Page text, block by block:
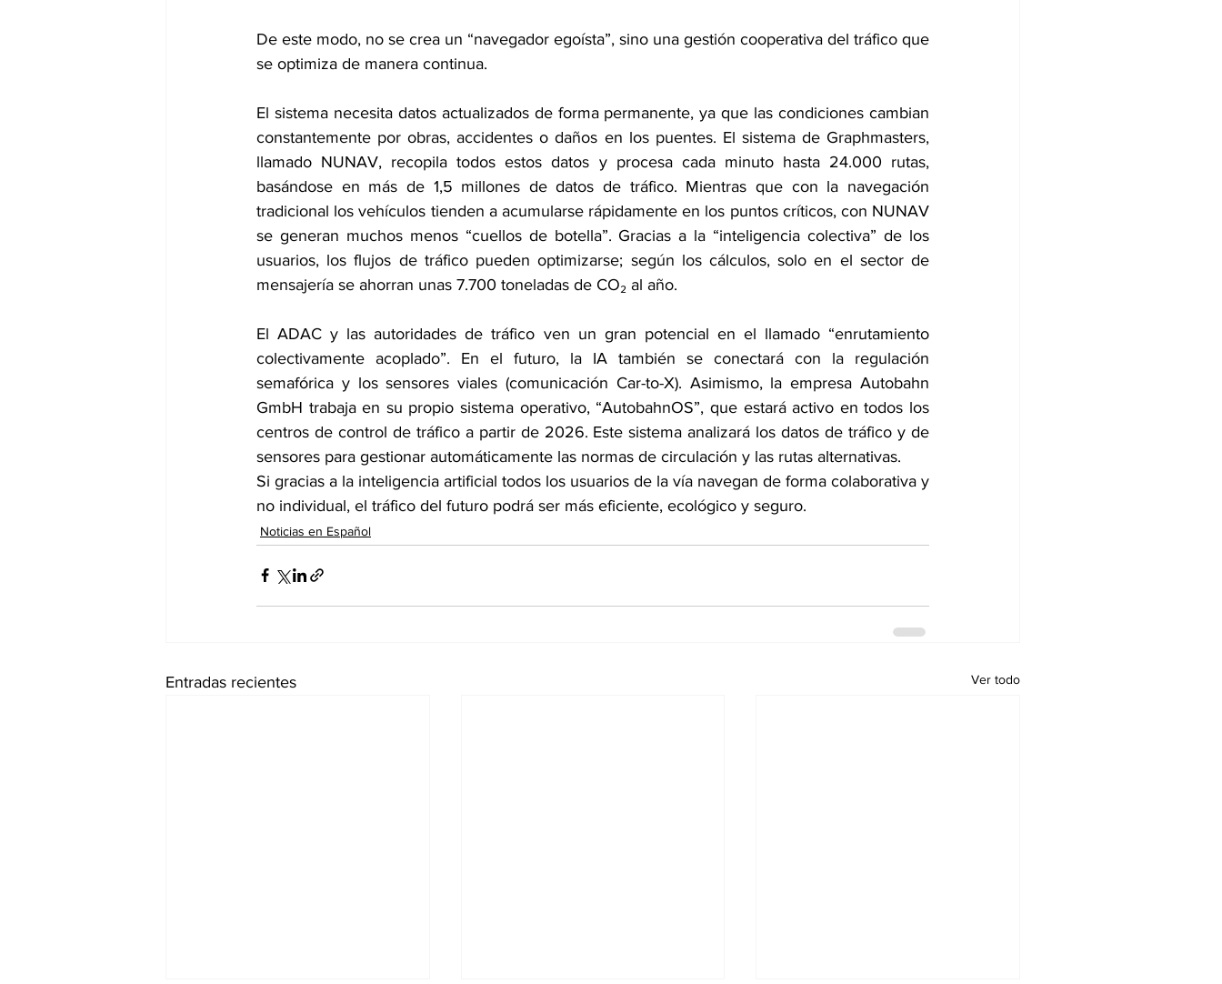
De este modo, no se crea un “navegador egoísta”, sino una gestión cooperativa del tráfico que
se optimiza de manera continua.
El sistema necesita datos actualizados de forma permanente, ya que las condiciones cambian
constantemente por obras, accidentes o daños en los puentes. El sistema de Graphmasters,
llamado NUNAV, recopila todos estos datos y procesa cada minuto hasta 24.000 rutas,
basándose en más de 1,5 millones de datos de tráfico. Mientras que con la navegación
tradicional los vehículos tienden a acumularse rápidamente en los puntos críticos, con NUNAV
se generan muchos menos “cuellos de botella”. Gracias a la “inteligencia colectiva” de los
usuarios, los flujos de tráfico pueden optimizarse; según los cálculos, solo en el sector de
mensajería se ahorran unas 7.700 toneladas de CO₂ al año.
El ADAC y las autoridades de tráfico ven un gran potencial en el llamado “enrutamiento
colectivamente acoplado”. En el futuro, la IA también se conectará con la regulación
semafórica y los sensores viales (comunicación Car-to-X). Asimismo, la empresa Autobahn
GmbH trabaja en su propio sistema operativo, “AutobahnOS”, que estará activo en todos los
centros de control de tráfico a partir de 2026. Este sistema analizará los datos de tráfico y de
sensores para gestionar automáticamente las normas de circulación y las rutas alternativas.
Si gracias a la inteligencia artificial todos los usuarios de la vía navegan de forma colaborativa y
no individual, el tráfico del futuro podrá ser más eficiente, ecológico y seguro.
Noticias en Español
Entradas recientes Ver todo